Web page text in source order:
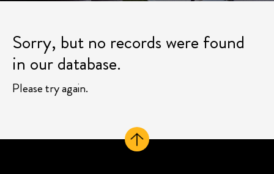
Sorry, but no records were found
in our database.
Please try again.